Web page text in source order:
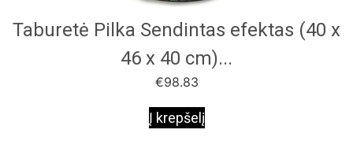
Taburetė Pilka Sendintas efektas (40 x
46 x 40 cm)...
€98.83
Į krepšelį